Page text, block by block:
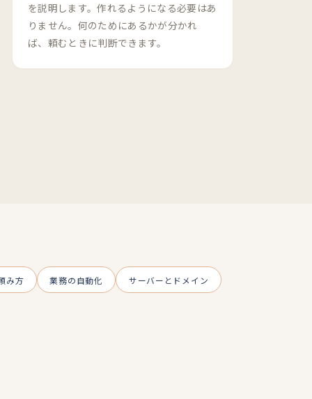
を説明します。作れるようになる必要はあ
りません。何のためにあるかが分かれ
ば、頼むときに判断できます。
み方 業務の自動化 サーバーとドメイン